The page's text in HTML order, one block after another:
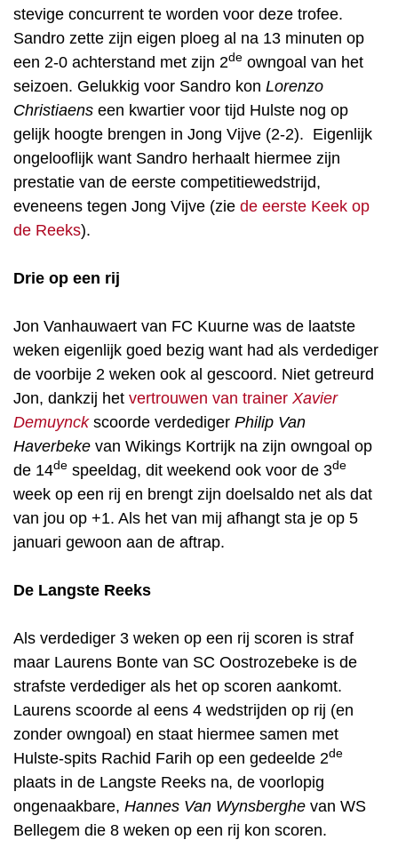
stevige concurrent te worden voor deze trofee.
Sandro zette zijn eigen ploeg al na 13 minuten op
een 2-0 achterstand met zijn 2de owngoal van het
seizoen. Gelukkig voor Sandro kon Lorenzo
Christiaens een kwartier voor tijd Hulste nog op
gelijk hoogte brengen in Jong Vijve (2-2). Eigenlijk
ongelooflijk want Sandro herhaalt hiermee zijn
prestatie van de eerste competitiewedstrijd,
eveneens tegen Jong Vijve (zie de eerste Keek op
de Reeks).
Drie op een rij
Jon Vanhauwaert van FC Kuurne was de laatste
weken eigenlijk goed bezig want had als verdediger
de voorbije 2 weken ook al gescoord. Niet getreurd
Jon, dankzij het vertrouwen van trainer Xavier
Demuynckscoorde verdediger Philip Van
Haverbeke van Wikings Kortrijk na zijn owngoal op
de 14de speeldag, dit weekend ook voor de 3de
week op een rij en brengt zijn doelsaldo net als dat
van jou op +1. Als het van mij afhangt sta je op 5
januari gewoon aan de aftrap.
De Langste Reeks
Als verdediger 3 weken op een rij scoren is straf
maar Laurens Bonte van SC Oostrozebeke is de
strafste verdediger als het op scoren aankomt.
Laurens scoorde al eens 4 wedstrijden op rij (en
zonder owngoal) en staat hiermee samen met
Hulste-spits Rachid Farih op een gedeelde 2de
plaats in de Langste Reeks na, de voorlopig
ongenaakbare, Hannes Van Wynsberghe van WS
Bellegem die 8 weken op een rij kon scoren.